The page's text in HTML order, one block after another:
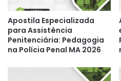
Apostila Especializada
para Assistência
Penitenciária: Pedagogia
na Polícia Penal MA 2026